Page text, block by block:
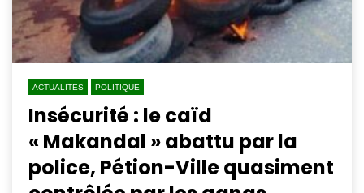
ACTUALITES POLITIQUE
Insécurité : le caïd
« Makandal » abattu par la
police, Pétion-Ville quasiment